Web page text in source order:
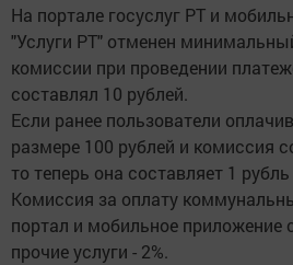
На портале госуслуг РТ и
"Услуги РТ" отменен
комиссии при проведении
составлял 10 рублей.
Если ранее пользователи
размере 100 рублей и комиссия
то теперь она составляет 1
Комиссия за оплату
портал и мобильное приложение
прочие услуги - 2%.